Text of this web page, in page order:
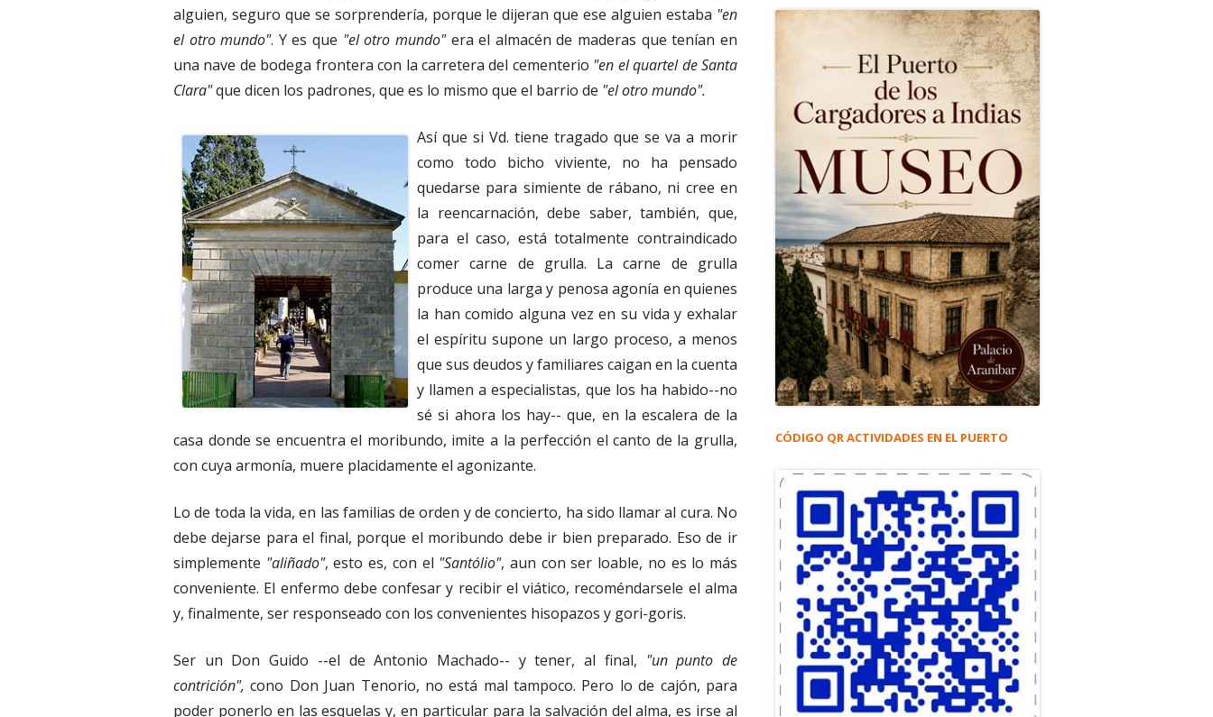
alguien, seguro que se sorprendería, porque le dijeran que ese alguien estaba "en
el otro mundo". Y es que "el otro mundo"era el almacén de maderas que tenían en
una nave de bodega frontera con la carretera del cementerio "en el quartel de Santa
Clara"que dicen los padrones, que es lo mismo que el barrio de "el otro mundo".
Así que si Vd. tiene tragado que se va a morir
como todo bicho viviente, no ha pensado
quedarse para simiente de rábano, ni cree en
la reencarnación, debe saber, también, que,
para el caso, está totalmente contraindicado
comer carne de grulla. La carne de grulla
produce una larga y penosa agonía en quienes
la han comido alguna vez en su vida y exhalar
el espíritu supone un largo proceso, a menos
que sus deudos y familiares caigan en la cuenta
y llamen a especialistas, que los ha habido--no
sé si ahora los hay-- que, en la escalera de la
casa donde se encuentra el moribundo, imite a la perfección el canto de la grulla,
con cuya armonía, muere placidamente el agonizante.
Lo de toda la vida, en las familias de orden y de concierto, ha sido llamar al cura. No
debe dejarse para el final, porque el moribundo debe ir bien preparado. Eso de ir
simplemente "aliñado", esto es, con el "Santólio", aun con ser loable, no es lo más
conveniente. El enfermo debe confesar y recibir el viático, recoméndarsele el alma
y, finalmente, ser responseado con los convenientes hisopazos y gori-goris.
Ser un Don Guido --el de Antonio Machado-- y tener, al final, "un punto de
contrición", cono Don Juan Tenorio, no está mal tampoco. Pero lo de cajón, para
poder ponerlo en las esquelas y, en particular para la salvación del alma, es irse al
CÓDIGO QR ACTIVIDADES EN EL PUERTO